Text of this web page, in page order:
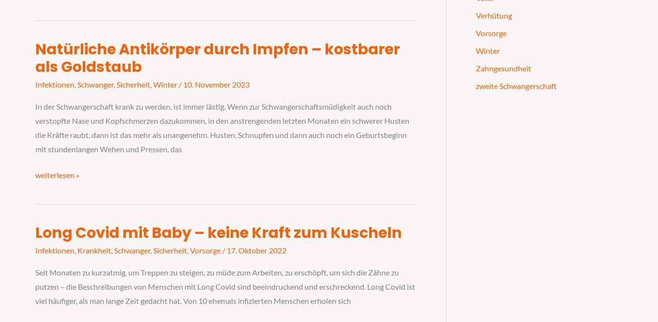
bedeutet
Natürliche Antikörper durch Impfen – kostbarer
als Goldstaub
Infektionen,Schwanger,Sicherheit,Winter / 10. November 2023
In der Schwangerschaft krank zu werden, ist immer lästig. Wenn zur Schwangerschaftsmüdigkeit auch noch
verstopfte Nase und Kopfschmerzen dazukommen, in den anstrengenden letzten Monaten ein schwerer Husten
die Kräfte raubt, dann ist das mehr als unangenehm. Husten, Schnupfen und dann auch noch ein Geburtsbeginn
mit stundenlangen Wehen und Pressen, das
Natürliche
Antikörper
Impfen
–
kostbarer
als
Goldstaub
weiterlesen »
Long Covid mit Baby – keine Kraft zum Kuscheln
Infektionen, Krankheit,Schwanger,Sicherheit,Vorsorge / 17. Oktober 2022
Seit Monaten zu kurzatmig, um Treppen zu steigen, zu müde zum Arbeiten, zu erschöpft, um sich die Zähne zu
putzen – die Beschreibungen von Menschen mit Long Covid sind beeindruckend und erschreckend. Long Covid ist
viel häufiger, als man lange Zeit gedacht hat. Von 10 ehemals infizierten Menschen erholen sich
Long
Baby
–
keine
Verhütung
Vorsorge
Winter
Zahngesundheit
zweite Schwangerschaft